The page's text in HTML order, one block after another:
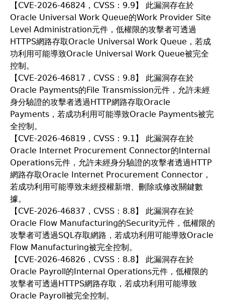
【CVE-2026-46824，CVSS：9.9】 此漏洞存在於
Oracle Universal Work Queue的Work Provider Site
Level Administration元件，低權限的攻擊者可透過
HTTPS網路存取Oracle Universal Work Queue，若成
功利用可能導致Oracle Universal Work Queue被完全
控制。
【CVE-2026-46817，CVSS：9.8】 此漏洞存在於
Oracle Payments的File Transmission元件，允許未經
身分驗證的攻擊者透過HTTP網路存取Oracle
Payments，若成功利用可能導致Oracle Payments被完
全控制。
【CVE-2026-46819，CVSS：9.1】 此漏洞存在於
Oracle Internet Procurement Connector的Internal
Operations元件，允許未經身分驗證的攻擊者透過HTTP
網路存取Oracle Internet Procurement Connector，
若成功利用可能導致未經授權新增、刪除或修改關鍵數
據。
【CVE-2026-46837，CVSS：8.8】 此漏洞存在於
Oracle Flow Manufacturing的Security元件，低權限的
攻擊者可透過SQL存取網路，若成功利用可能導致Oracle
Flow Manufacturing被完全控制。
【CVE-2026-46826，CVSS：8.8】 此漏洞存在於
Oracle Payroll的Internal Operations元件，低權限的
攻擊者可透過HTTPS網路存取，若成功利用可能導致
Oracle Payroll被完全控制。